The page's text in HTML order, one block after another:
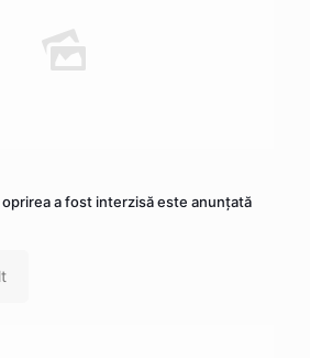
a fost interzisă este anunțată